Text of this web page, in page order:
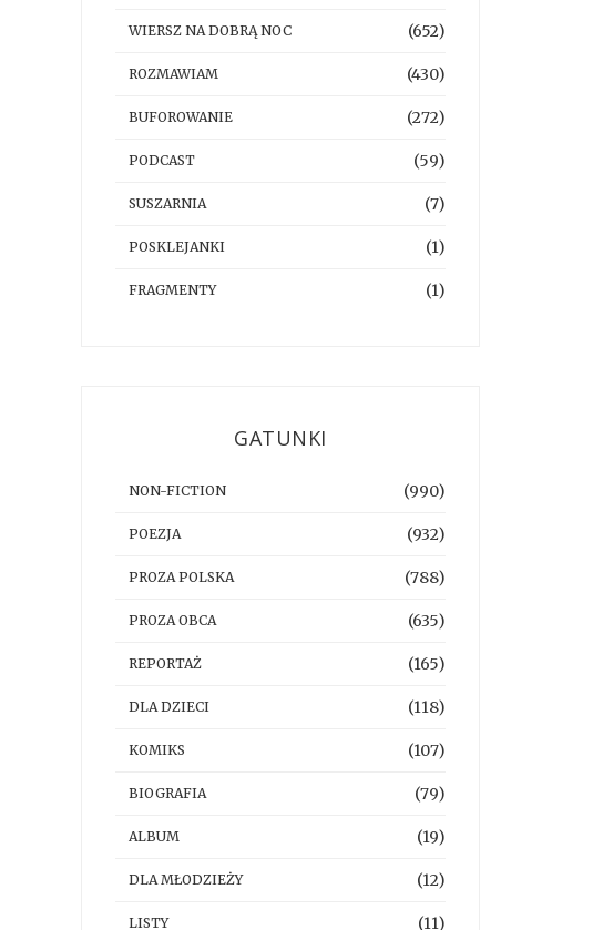
WIERSZ NA DOBRĄ NOC (652)
ROZMAWIAM (430)
BUFOROWANIE (272)
PODCAST (59)
SUSZARNIA (7)
POSKLEJANKI (1)
FRAGMENTY (1)
GATUNKI
NON-FICTION (990)
POEZJA (932)
PROZA POLSKA (788)
PROZA OBCA (635)
REPORTAŻ (165)
DLA DZIECI (118)
KOMIKS (107)
BIOGRAFIA (79)
ALBUM (19)
DLA MŁODZIEŻY (12)
LISTY (11)